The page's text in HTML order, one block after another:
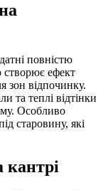
повністю
створює ефект
зон відпочинку.
та теплі відтінки
Особливо
старовину, які
кантрі